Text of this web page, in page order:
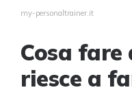
my-personaltrainer.it
Cosa fare
riesce a